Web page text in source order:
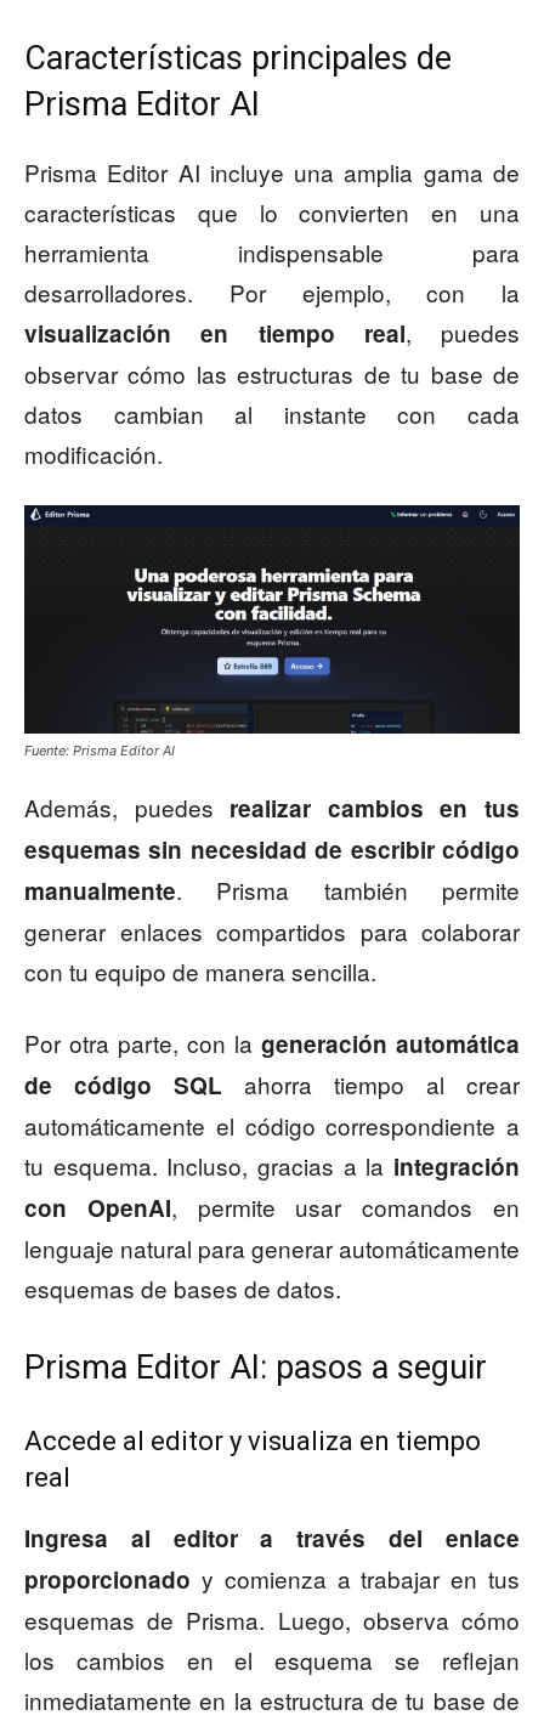
Características principales de
Prisma Editor AI
Prisma Editor AI incluye una amplia gama de
características que lo convierten en una
herramienta indispensable para
desarrolladores. Por ejemplo, con la
visualización en tiempo real, puedes
observar cómo las estructuras de tu base de
datos cambian al instante con cada
modificación.
Fuente: Prisma Editor AI
Además, puedes realizar cambios en tus
esquemas sin necesidad de escribir código
manualmente. Prisma también permite
generar enlaces compartidos para colaborar
con tu equipo de manera sencilla.
Por otra parte, con la generación automática
de código SQL ahorra tiempo al crear
automáticamente el código correspondiente a
tu esquema. Incluso, gracias a la integración
con OpenAI, permite usar comandos en
lenguaje natural para generar automáticamente
esquemas de bases de datos.
Prisma Editor AI: pasos a seguir
Accede al editor y visualiza en tiempo
real
Ingresa al editor a través del enlace
proporcionado y comienza a trabajar en tus
esquemas de Prisma. Luego, observa cómo
los cambios en el esquema se reflejan
inmediatamente en la estructura de tu base de